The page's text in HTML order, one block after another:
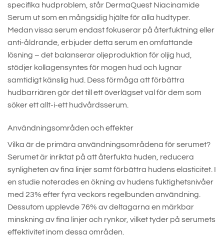
specifika hudproblem, står DermaQuest Niacinamide
Serum ut som en mångsidig hjälte för alla hudtyper.
Medan vissa serum endast fokuserar på återfuktning eller
anti-åldrande, erbjuder detta serum en omfattande
lösning – det balanserar oljeproduktion för oljig hud,
stödjer kollagensyntes för mogen hud och lugnar
samtidigt känslig hud. Dess förmåga att förbättra
hudbarriären gör det till ett överlägset val för dem som
söker ett allt-i-ett hudvårdsserum.
Användningsområden och effekter
Vilka är de primära användningsområdena för serumet?
Serumet är inriktat på att återfukta huden, reducera
synligheten av fina linjer samt förbättra hudens elasticitet. I
en studie noterades en ökning av hudens fuktighetsnivåer
med 23% efter fyra veckors regelbunden användning.
Dessutom upplevde 76% av deltagarna en märkbar
minskning av fina linjer och rynkor, vilket tyder på serumets
effektivitet inom dessa områden.